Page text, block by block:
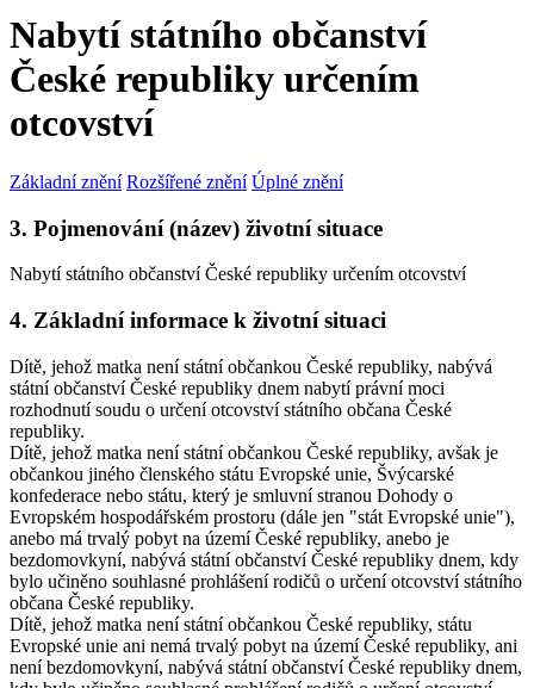
Nabytí státního občanství
České republiky určením
otcovství
Základní znění Rozšířené znění Úplné znění
3. Pojmenování (název) životní situace
Nabytí státního občanství České republiky určením otcovství
4. Základní informace k životní situaci
Dítě, jehož matka není státní občankou České republiky, nabývá
státní občanství České republiky dnem nabytí právní moci
rozhodnutí soudu o určení otcovství státního občana České
republiky.
Dítě, jehož matka není státní občankou České republiky, avšak je
občankou jiného členského státu Evropské unie, Švýcarské
konfederace nebo státu, který je smluvní stranou Dohody o
Evropském hospodářském prostoru (dále jen "stát Evropské unie"),
anebo má trvalý pobyt na území České republiky, anebo je
bezdomovkyní, nabývá státní občanství České republiky dnem, kdy
bylo učiněno souhlasné prohlášení rodičů o určení otcovství státního
občana České republiky.
Dítě, jehož matka není státní občankou České republiky, státu
Evropské unie ani nemá trvalý pobyt na území České republiky, ani
není bezdomovkyní, nabývá státní občanství České republiky dnem,